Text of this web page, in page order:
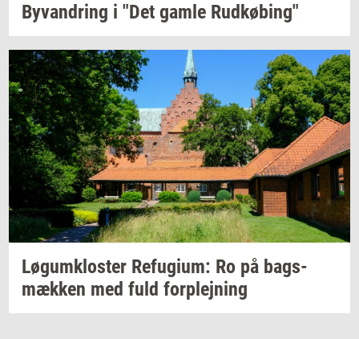
Byvan­dring i "Det gamle Rud­kø­bing"
Løgum­klo­ster Re­fu­gi­um: Ro på bags­
mæk­ken med fuld for­plej­ning